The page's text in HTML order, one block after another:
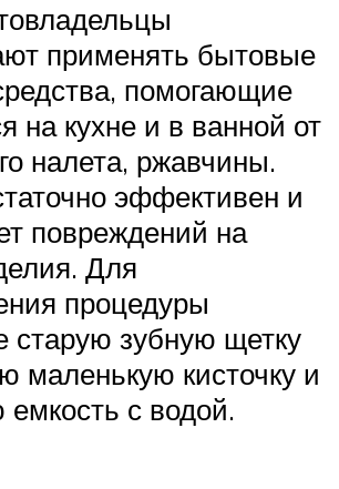
применять бытовые
помогающие
на кухне и в ванной от
налета, ржавчины.
эффективен и
повреждений на
Для
процедуры
старую зубную щетку
маленькую кисточку и
с водой.